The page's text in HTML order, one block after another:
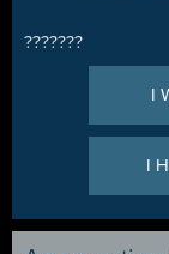
???????
I
I